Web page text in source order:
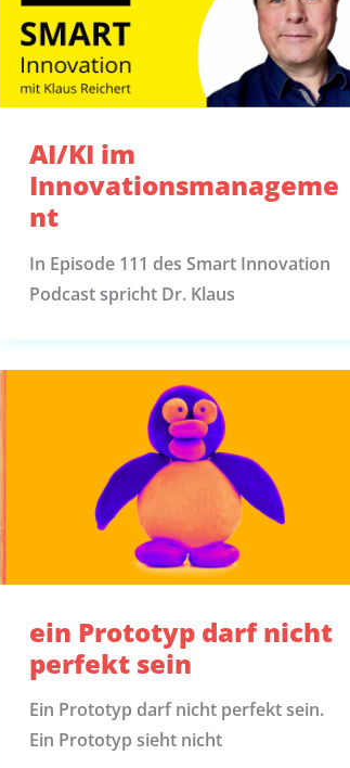
AI/KI im
Innovationsmanageme
nt
In Episode 111 des Smart Innovation
Podcast spricht Dr. Klaus
ein Prototyp darf nicht
perfekt sein
Ein Prototyp darf nicht perfekt sein.
Ein Prototyp sieht nicht